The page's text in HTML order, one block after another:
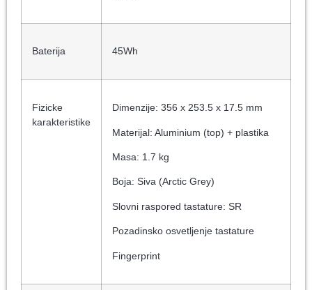
Baterija 45Wh
Fizicke
karakteristike
Dimenzije: 356 x 253.5 x 17.5 mm
Materijal: Aluminium (top) + plastika
Masa: 1.7 kg
Boja: Siva (Arctic Grey)
Slovni raspored tastature: SR
Pozadinsko osvetljenje tastature
Fingerprint